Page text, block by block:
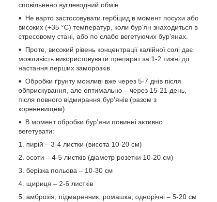
сповільнено вуглеводний обмін.
Не варто застосовувати гербіцид в момент посухи або
високих (+35 °С) температур, коли бур’ян знаходиться в
стресовому стані, або по слабо вегетуючих бур’янах.
Проте, високий рівень концентрації калійної солі дає
можливість використовувати препарат за 1-2 тижні до
настання перших заморозків.
Обробки ґрунту можливі вже через 5-7 днів після
обприскування, але оптимально – через 15-21 день,
після повного відмирання бур’янів (разом з
кореневищем).
В момент обробки бур’яни повинні активно
вегетувати:
пирій – 3-4 листки (висота 10-20 см)
осоти – 4-5 листків (діаметр розетки 10-20 см)
берізка польова – 10-30 см
щириця – 2-6 листків
амброзія, підмаренник, ромашка, однорічні – 5-20 см